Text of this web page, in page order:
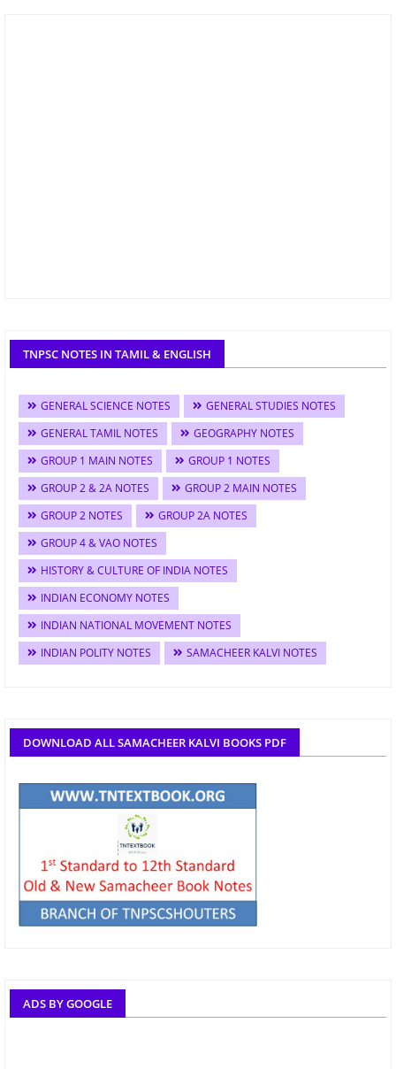
TNPSC NOTES IN TAMIL & ENGLISH
GENERAL SCIENCE NOTES
GENERAL STUDIES NOTES
GENERAL TAMIL NOTES
GEOGRAPHY NOTES
GROUP 1 MAIN NOTES
GROUP 1 NOTES
GROUP 2 & 2A NOTES
GROUP 2 MAIN NOTES
GROUP 2 NOTES
GROUP 2A NOTES
GROUP 4 & VAO NOTES
HISTORY & CULTURE OF INDIA NOTES
INDIAN ECONOMY NOTES
INDIAN NATIONAL MOVEMENT NOTES
INDIAN POLITY NOTES
SAMACHEER KALVI NOTES
DOWNLOAD ALL SAMACHEER KALVI BOOKS PDF
ADS BY GOOGLE